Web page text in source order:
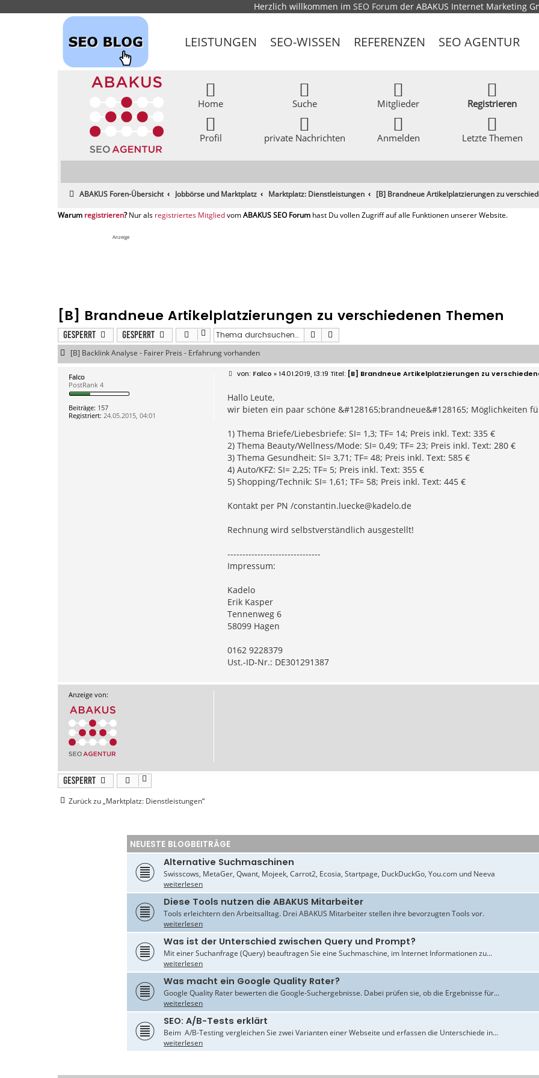
Herzlich willkommen im SEO Forum der ABAKUS Internet Marketing
LEISTUNGEN SEO-WISSEN REFERENZEN SEO AGENTUR
Home
Profil
Suche
private Nachrichten
Mitglieder
Anmelden
Registrieren
Letzte Themen
ABAKUS Foren-Übersicht Jobbörse und Marktplatz Marktplatz: Dienstleistungen [B] Brandneue Artikelplatzierungen zu
registrieren registriertes Mitglied
Anzeige
[B] Brandneue Artikelplatzierungen zu verschiedenen Themen
Gesperrt Gesperrt Suche
[B] Backlink Analyse - Fairer Preis - Erfahrung vorhanden
Falco
PostRank 4
Beiträge: 157
Registriert: 24.05.2015, 04:01
B
t
r
a
Falco » 14.01.2019, 13:19 [B] Brandneue Artikelplatzierungen zu
Hallo Leute,
wir bieten ein paar schöne &#128165;brandneue&#128165; Möglichkeiten
1) Thema Briefe/Liebesbriefe: SI= 1,3; TF= 14; Preis inkl. Text: 335 €
2) Thema Beauty/Wellness/Mode: SI= 0,49; TF= 23; Preis inkl. Text: 280 €
3) Thema Gesundheit: SI= 3,71; TF= 48; Preis inkl. Text: 585 €
4) Auto/KFZ: SI= 2,25; TF= 5; Preis inkl. Text: 355 €
5) Shopping/Technik: SI= 1,61; TF= 58; Preis inkl. Text: 445 €
Kontakt per PN /constantin.luecke@kadelo.de
Rechnung wird selbstverständlich ausgestellt!
-------------------------------
Impressum:
Kadelo
Erik Kasper
Tennenweg 6
58099 Hagen
0162 9228379
Ust.-ID-Nr.: DE301291387
Anzeige von:
Gesperrt
Zurück zu „Marktplatz: Dienstleistungen“
NEUESTE BLOGBEITRÄGE
Alternative Suchmaschinen
Swisscows, MetaGer, Qwant, Mojeek, Carrot2, Ecosia, Startpage, DuckDuckGo, You.com und Neeva
weiterlesen
Diese Tools nutzen die ABAKUS Mitarbeiter
Tools erleichtern den Arbeitsalltag. Drei ABAKUS Mitarbeiter stellen ihre bevorzugten Tools vor.
weiterlesen
Was ist der Unterschied zwischen Query und Prompt?
Mit einer Suchanfrage (Query) beauftragen Sie eine Suchmaschine, im Internet Informationen zu...
weiterlesen
Was macht ein Google Quality Rater?
Google Quality Rater bewerten die Google-Suchergebnisse. Dabei prüfen sie, ob die Ergebnisse für...
weiterlesen
SEO: A/B-Tests erklärt
Beim A/B-Testing vergleichen Sie zwei Varianten einer Webseite und erfassen die Unterschiede in...
weiterlesen